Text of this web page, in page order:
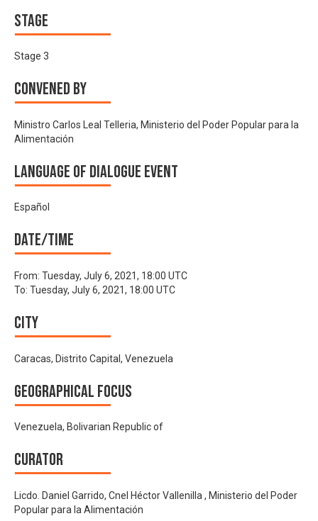
Stage
Stage 3
Convened by
Ministro Carlos Leal Telleria, Ministerio del Poder Popular para la
Alimentación
Language of Dialogue Event
Español
Date/time
From: Tuesday, July 6, 2021, 18:00 UTC
To: Tuesday, July 6, 2021, 18:00 UTC
City
Caracas, Distrito Capital, Venezuela
Geographical focus
Venezuela, Bolivarian Republic of
Curator
Licdo. Daniel Garrido, Cnel Héctor Vallenilla , Ministerio del Poder
Popular para la Alimentación